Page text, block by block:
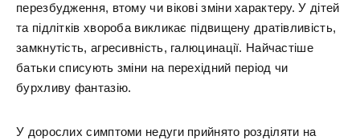
перезбудження, втому чи вікові зміни характеру. У дітей
та підлітків хвороба викликає підвищену дратівливість,
замкнутість, агресивність, галюцинації. Найчастіше
батьки списують зміни на перехідний період чи
бурхливу фантазію.
У дорослих симптоми недуги прийнято розділяти на